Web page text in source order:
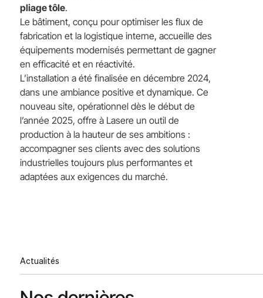
pliage tôle.
Le bâtiment, conçu pour optimiser les flux de
fabrication et la logistique interne, accueille des
équipements modernisés permettant de gagner
en efficacité et en réactivité.
L’installation a été finalisée en décembre 2024,
dans une ambiance positive et dynamique. Ce
nouveau site, opérationnel dès le début de
l’année 2025, offre à Lasere un outil de
production à la hauteur de ses ambitions :
accompagner ses clients avec des solutions
industrielles toujours plus performantes et
adaptées aux exigences du marché.
Actualités